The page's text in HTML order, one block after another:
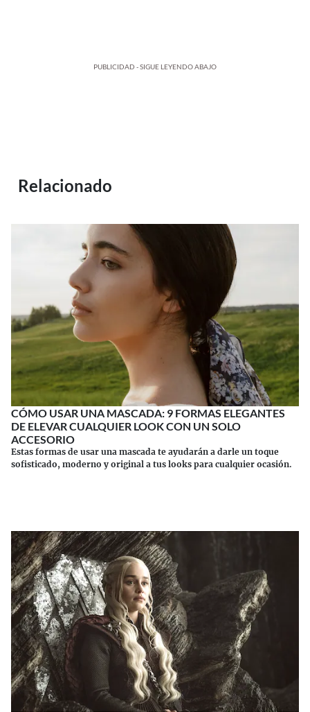
PUBLICIDAD - SIGUE LEYENDO ABAJO
Relacionado
CÓMO USAR UNA MASCADA: 9 FORMAS ELEGANTES
DE ELEVAR CUALQUIER LOOK CON UN SOLO
ACCESORIO
Estas formas de usar una mascada te ayudarán a darle un toque
sofisticado, moderno y original a tus looks para cualquier ocasión.